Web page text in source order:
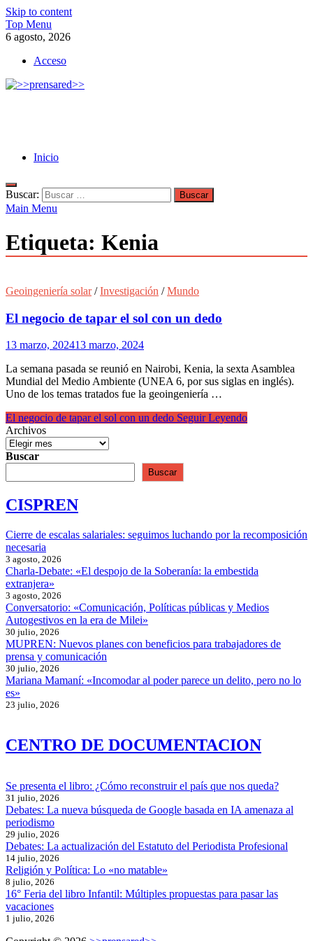
Skip to content
Top Menu
6 agosto, 2026
Acceso
Inicio
Buscar:
Main Menu
Etiqueta: Kenia
Geoingeniería solar/Investigación /Mundo
El negocio de tapar el sol con un dedo
13 marzo, 202413 marzo, 2024
La semana pasada se reunió en Nairobi, Kenia, la sexta Asamblea
Mundial del Medio Ambiente (UNEA 6, por sus siglas en inglés).
Uno de los temas tratados fue la geoingeniería …
El negocio de tapar el sol con un dedo Seguir Leyendo
Archivos
Buscar
Buscar
CISPREN
Cierre de escalas salariales: seguimos luchando por la recomposición
necesaria
3 agosto, 2026
Charla-Debate: «El despojo de la Soberanía: la embestida
extranjera»
3 agosto, 2026
Conversatorio: «Comunicación, Políticas públicas y Medios
Autogestivos en la era de Milei»
30 julio, 2026
MUPREN: Nuevos planes con beneficios para trabajadores de
prensa y comunicación
30 julio, 2026
Mariana Mamaní: «Incomodar al poder parece un delito, pero no lo
es»
23 julio, 2026
CENTRO DE DOCUMENTACION
Se presenta el libro: ¿Cómo reconstruir el país que nos queda?
31 julio, 2026
Debates: La nueva búsqueda de Google basada en IA amenaza al
periodismo
29 julio, 2026
Debates: La actualización del Estatuto del Periodista Profesional
14 julio, 2026
Religión y Política: Lo «no matable»
8 julio, 2026
16° Feria del libro Infantil: Múltiples propuestas para pasar las
vacaciones
1 julio, 2026